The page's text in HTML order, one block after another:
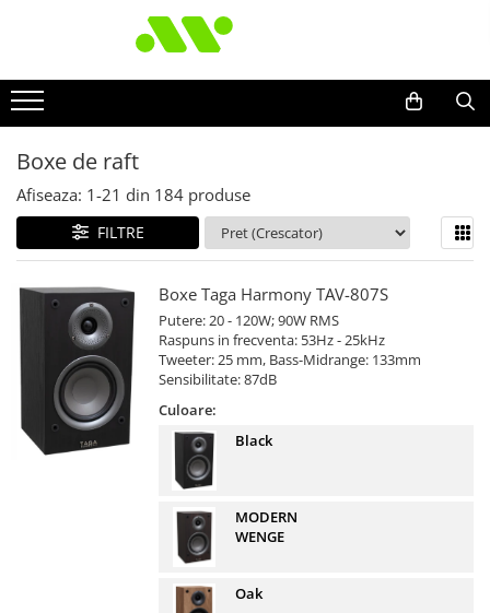
Boxe de raft
Afiseaza: 1-21 din 184 produse
FILTRE
Boxe Taga Harmony TAV-807S
Putere: 20 - 120W; 90W RMS
Raspuns in frecventa: 53Hz - 25kHz
Tweeter: 25 mm, Bass-Midrange: 133mm
Sensibilitate: 87dB
Culoare:
Black
MODERN
WENGE
Oak